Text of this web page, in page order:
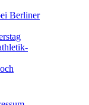
Berliner